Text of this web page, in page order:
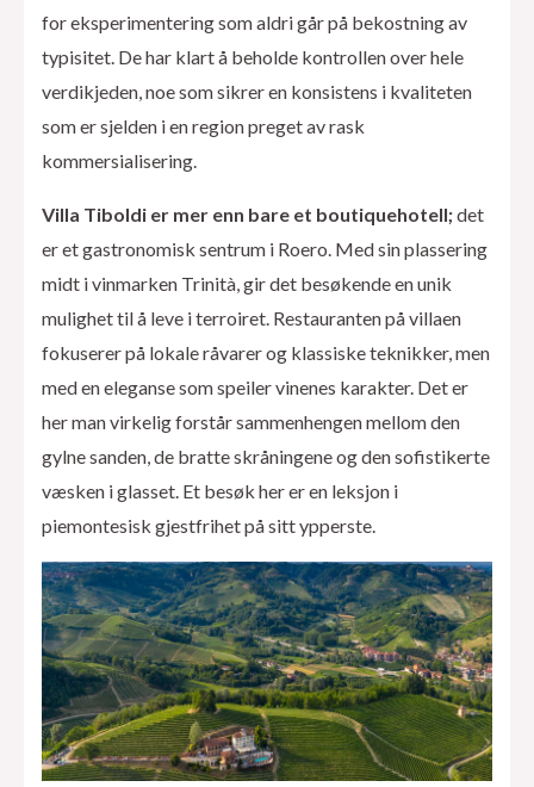
for eksperimentering som aldri går på bekostning av
typisitet. De har klart å beholde kontrollen over hele
verdikjeden, noe som sikrer en konsistens i kvaliteten
som er sjelden i en region preget av rask
kommersialisering.
Villa Tiboldi er mer enn bare et boutiquehotell;det
er et gastronomisk sentrum i Roero. Med sin plassering
midt i vinmarken Trinità, gir det besøkende en unik
mulighet til å leve i terroiret. Restauranten på villaen
fokuserer på lokale råvarer og klassiske teknikker, men
med en eleganse som speiler vinenes karakter. Det er
her man virkelig forstår sammenhengen mellom den
gylne sanden, de bratte skråningene og den sofistikerte
væsken i glasset. Et besøk her er en leksjon i
piemontesisk gjestfrihet på sitt ypperste.